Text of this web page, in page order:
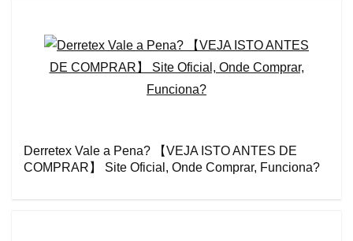
Derretex Vale a Pena? 【VEJA ISTO ANTES DE
COMPRAR】 Site Oficial, Onde Comprar, Funciona?